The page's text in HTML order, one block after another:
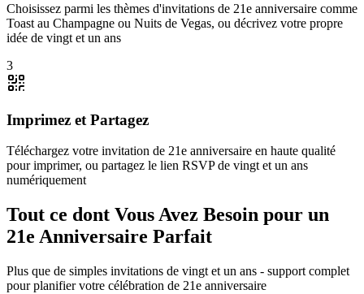
Choisissez parmi les thèmes d'invitations de 21e anniversaire comme
Toast au Champagne ou Nuits de Vegas, ou décrivez votre propre
idée de vingt et un ans
3
Imprimez et Partagez
Téléchargez votre invitation de 21e anniversaire en haute qualité
pour imprimer, ou partagez le lien RSVP de vingt et un ans
numériquement
Tout ce dont Vous Avez Besoin pour un
21e Anniversaire Parfait
Plus que de simples invitations de vingt et un ans - support complet
pour planifier votre célébration de 21e anniversaire